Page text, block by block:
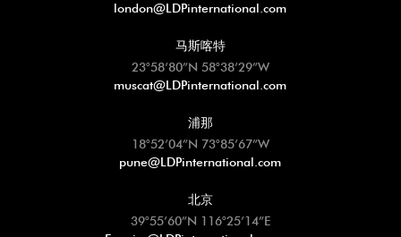
london@LDPinternational.com
马斯喀特
23°58’80”N 58°38’29”W
muscat@LDPinternational.com
浦那
18°52’04”N 73°85’67”W
pune@LDPinternational.com
北京
39°55’60”N 116°25’14”E